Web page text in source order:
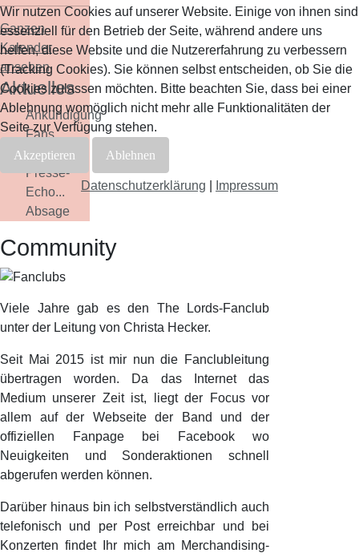
Ganzen
Kalender
ansehen
Aktuelles
Ankündigung
Fans...
Abschied...
Presse-
Echo...
Absage
Community
Viele Jahre gab es den The Lords-Fanclub
unter der Leitung von Christa Hecker.
Seit Mai 2015 ist mir nun die Fanclubleitung
übertragen worden. Da das Internet das
Medium unserer Zeit ist, liegt der Focus vor
allem auf der Webseite der Band und der
offiziellen Fanpage bei Facebook wo
Neuigkeiten und Sonderaktionen schnell
abgerufen werden können.
Darüber hinaus bin ich selbstverständlich auch
telefonisch und per Post erreichbar und bei
Konzerten findet Ihr mich am Merchandising-
Wir nutzen Cookies auf unserer Website. Einige von ihnen sind
essenziell für den Betrieb der Seite, während andere uns
helfen, diese Website und die Nutzererfahrung zu verbessern
(Tracking Cookies). Sie können selbst entscheiden, ob Sie die
Cookies zulassen möchten. Bitte beachten Sie, dass bei einer
Ablehnung womöglich nicht mehr alle Funktionalitäten der
Seite zur Verfügung stehen.
Akzeptieren Ablehnen
Datenschutzerklärung Impressum